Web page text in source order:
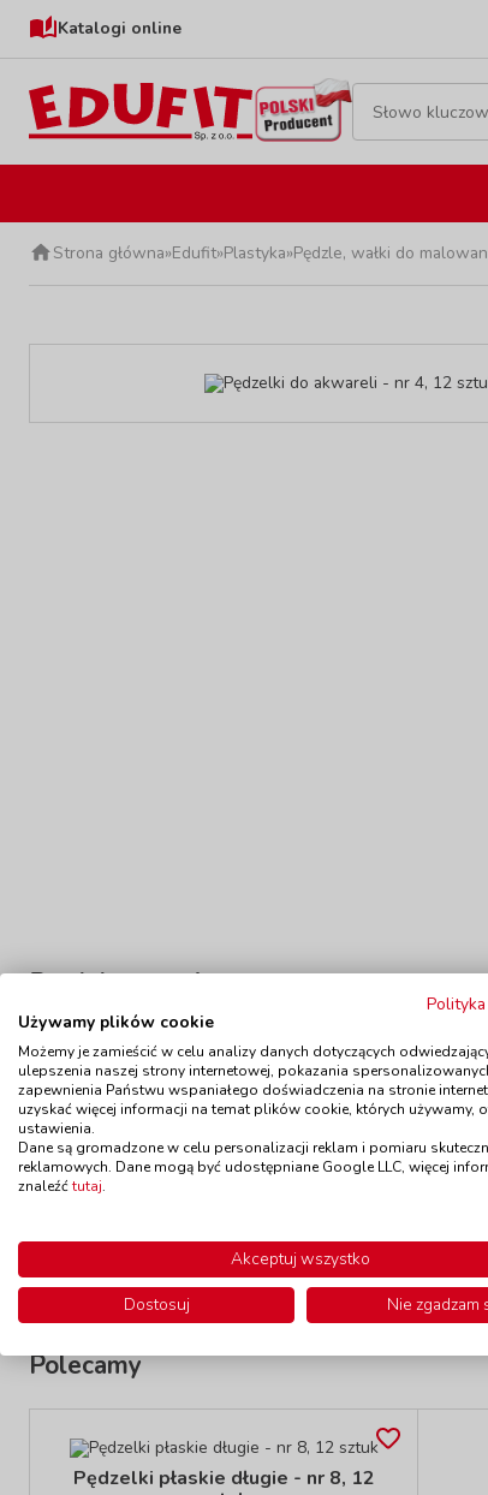
Katalogi online
Strona główna»Edufit»Plastyka»Pędzle, wałki do
Produkty powiązane
Pędzelki do akwareli - nr 1, 12
sztuk
kod: ED040070
DostępnośćW magazynie
Do koszyka
Polecamy
Pędzelki płaskie długie - nr 8, 12
Używamy plików cookie
Możemy je zamieścić w celu analizy danych dotyczących
ulepszenia naszej strony internetowej, pokazania
zapewnienia Państwu wspaniałego doświadczenia na stronie
uzyskać więcej informacji na temat plików cookie, których używamy,
ustawienia.
Dane są gromadzone w celu personalizacji reklam i pomiaru
reklamowych. Dane mogą być udostępniane Google LLC, więcej
znaleźćtutaj.
Akceptuj wszystko
Dostosuj
Nie zgadzam